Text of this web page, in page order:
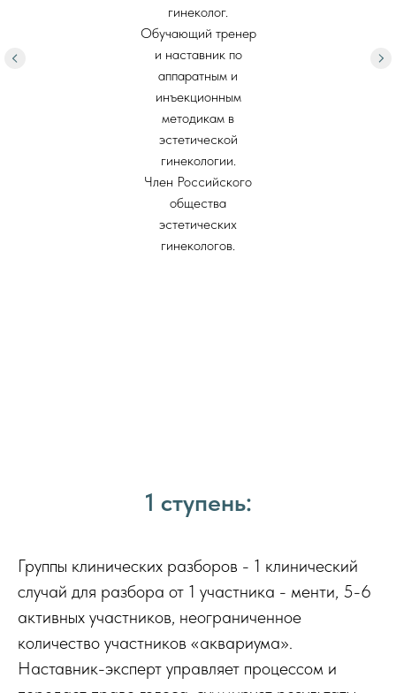
гинеколог.
Обучающий тренер
и наставник по
аппаратным и
инъекционным
методикам в
эстетической
гинекологии.
Член Российского
общества
эстетических
гинекологов.
1 ступень:
Группы клинических разборов - 1 клинический
случай для разбора от 1 участника - менти, 5-6
активных участников, неограниченное
количество участников «аквариума».
Наставник-эксперт управляет процессом и